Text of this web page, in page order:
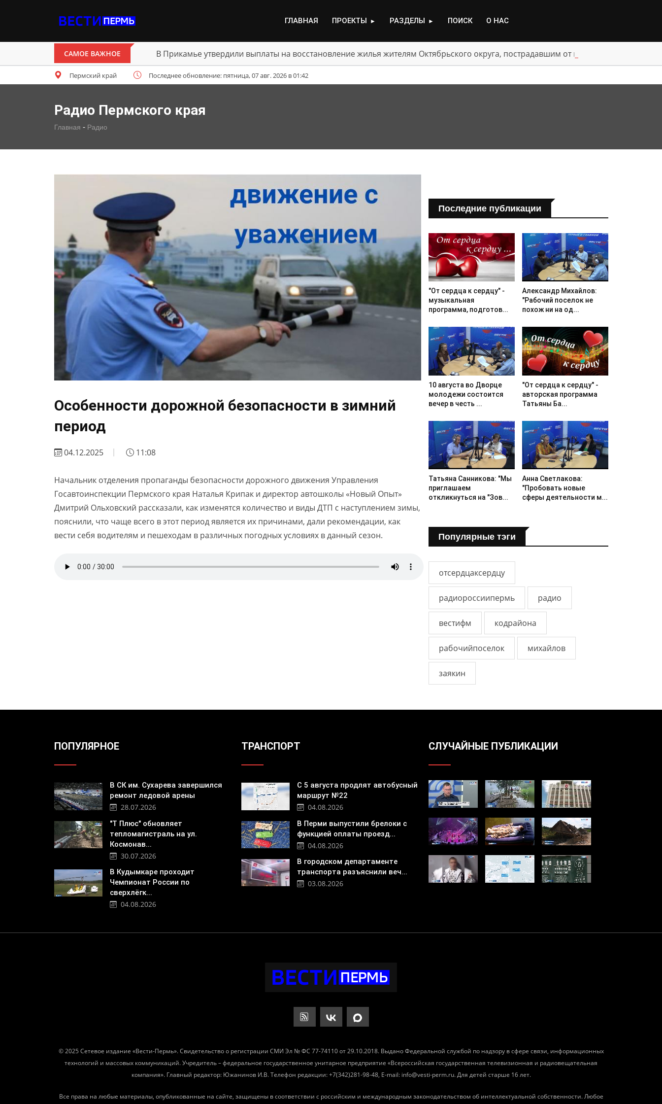
ГЛАВНАЯ ПРОЕКТЫ ► РАЗДЕЛЫ ► ПОИСК О НАС
САМОЕ ВАЖНОЕ В Прикамье утвердили выплаты на восстановление жилья жителям Октябрьского округа, пострадавшим от паводка
Пермский край Последнее обновление: пятница, 07 авг. 2026 в 01:42
Радио Пермского края
Главная - Радио
Особенности дорожной безопасности в зимний
период
04.12.2025 11:08
Начальник отделения пропаганды безопасности дорожного движения Управления
Госавтоинспекции Пермского края Наталья Крипак и директор автошколы «Новый Опыт»
Дмитрий Ольховский рассказали, как изменятся количество и виды ДТП с наступлением зимы,
пояснили, что чаще всего в этот период является их причинами, дали рекомендации, как
вести себя водителям и пешеходам в различных погодных условиях в данный сезон.
Последние публикации
"От сердца к сердцу" -
музыкальная
программа, подготов...
Александр Михайлов:
"Рабочий поселок не
похож ни на од...
10 августа во Дворце
молодежи состоится
вечер в честь ...
"От сердца к сердцу" -
авторская программа
Татьяны Ба...
Татьяна Санникова: "Мы
приглашаем
откликнуться на "Зов...
Анна Светлакова:
"Пробовать новые
сферы деятельности м...
Популярные тэги
отсердцаксердцу
радиороссиипермь радио
вестифм кодрайона
рабочийпоселок михайлов
заякин
ПОПУЛЯРНОЕ
В СК им. Сухарева завершился
ремонт ледовой арены
28.07.2026
"Т Плюс" обновляет
тепломагистраль на ул.
Космонав...
30.07.2026
В Кудымкаре проходит
Чемпионат России по
сверхлёгк...
04.08.2026
ТРАНСПОРТ
С 5 августа продлят автобусный
маршрут №22
04.08.2026
В Перми выпустили брелоки с
функцией оплаты проезд...
04.08.2026
В городском департаменте
транспорта разъяснили веч...
03.08.2026
СЛУЧАЙНЫЕ ПУБЛИКАЦИИ
© 2025 Сетевое издание «Вести-Пермь». Свидетельство о регистрации СМИ Эл № ФС 77-74110 от 29.10.2018. Выдано Федеральной службой по надзору в сфере связи, информационных
технологий и массовых коммуникаций. Учредитель – федеральное государственное унитарное предприятие «Всероссийская государственная телевизионная и радиовещательная
компания». Главный редактор: Южанинов И.В. Телефон редакции: +7(342)281-98-48, E-mail: info@vesti-perm.ru. Для детей старше 16 лет.
Все права на любые материалы, опубликованные на сайте, защищены в соответствии с российским и международным законодательством об интеллектуальной собственности. Любое